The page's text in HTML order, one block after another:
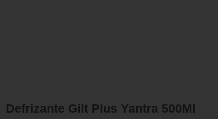
Defrizante Gilt Plus Yantra 500Ml